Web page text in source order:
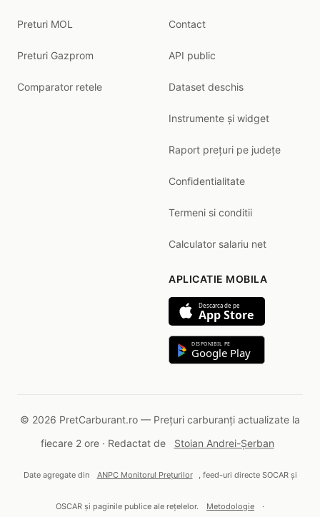
Preturi MOL
Preturi Gazprom
Comparator retele
Contact
API public
Dataset deschis
Instrumente și widget
Raport prețuri pe județe
Confidentialitate
Termeni si conditii
Calculator salariu net
APLICATIE MOBILA
Descarca de pe
App Store
DISPONIBIL PE
Google Play
© 2026 PretCarburant.ro — Prețuri carburanți actualizate la
fiecare 2 ore · Redactat de
Stoian Andrei-Șerban
Date agregate din ANPC Monitorul Prețurilor , feed-uri directe SOCAR și
OSCAR și paginile publice ale rețelelor. Metodologie ·